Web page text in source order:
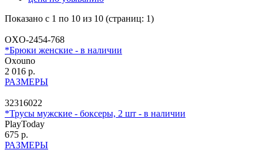
Показано с 1 по 10 из 10 (страниц: 1)
OXO-2454-768
*Брюки женские - в наличии
Oxouno
2 016 р.
РАЗМЕРЫ
32316022
*Трусы мужские - боксеры, 2 шт - в наличии
PlayToday
675 р.
РАЗМЕРЫ